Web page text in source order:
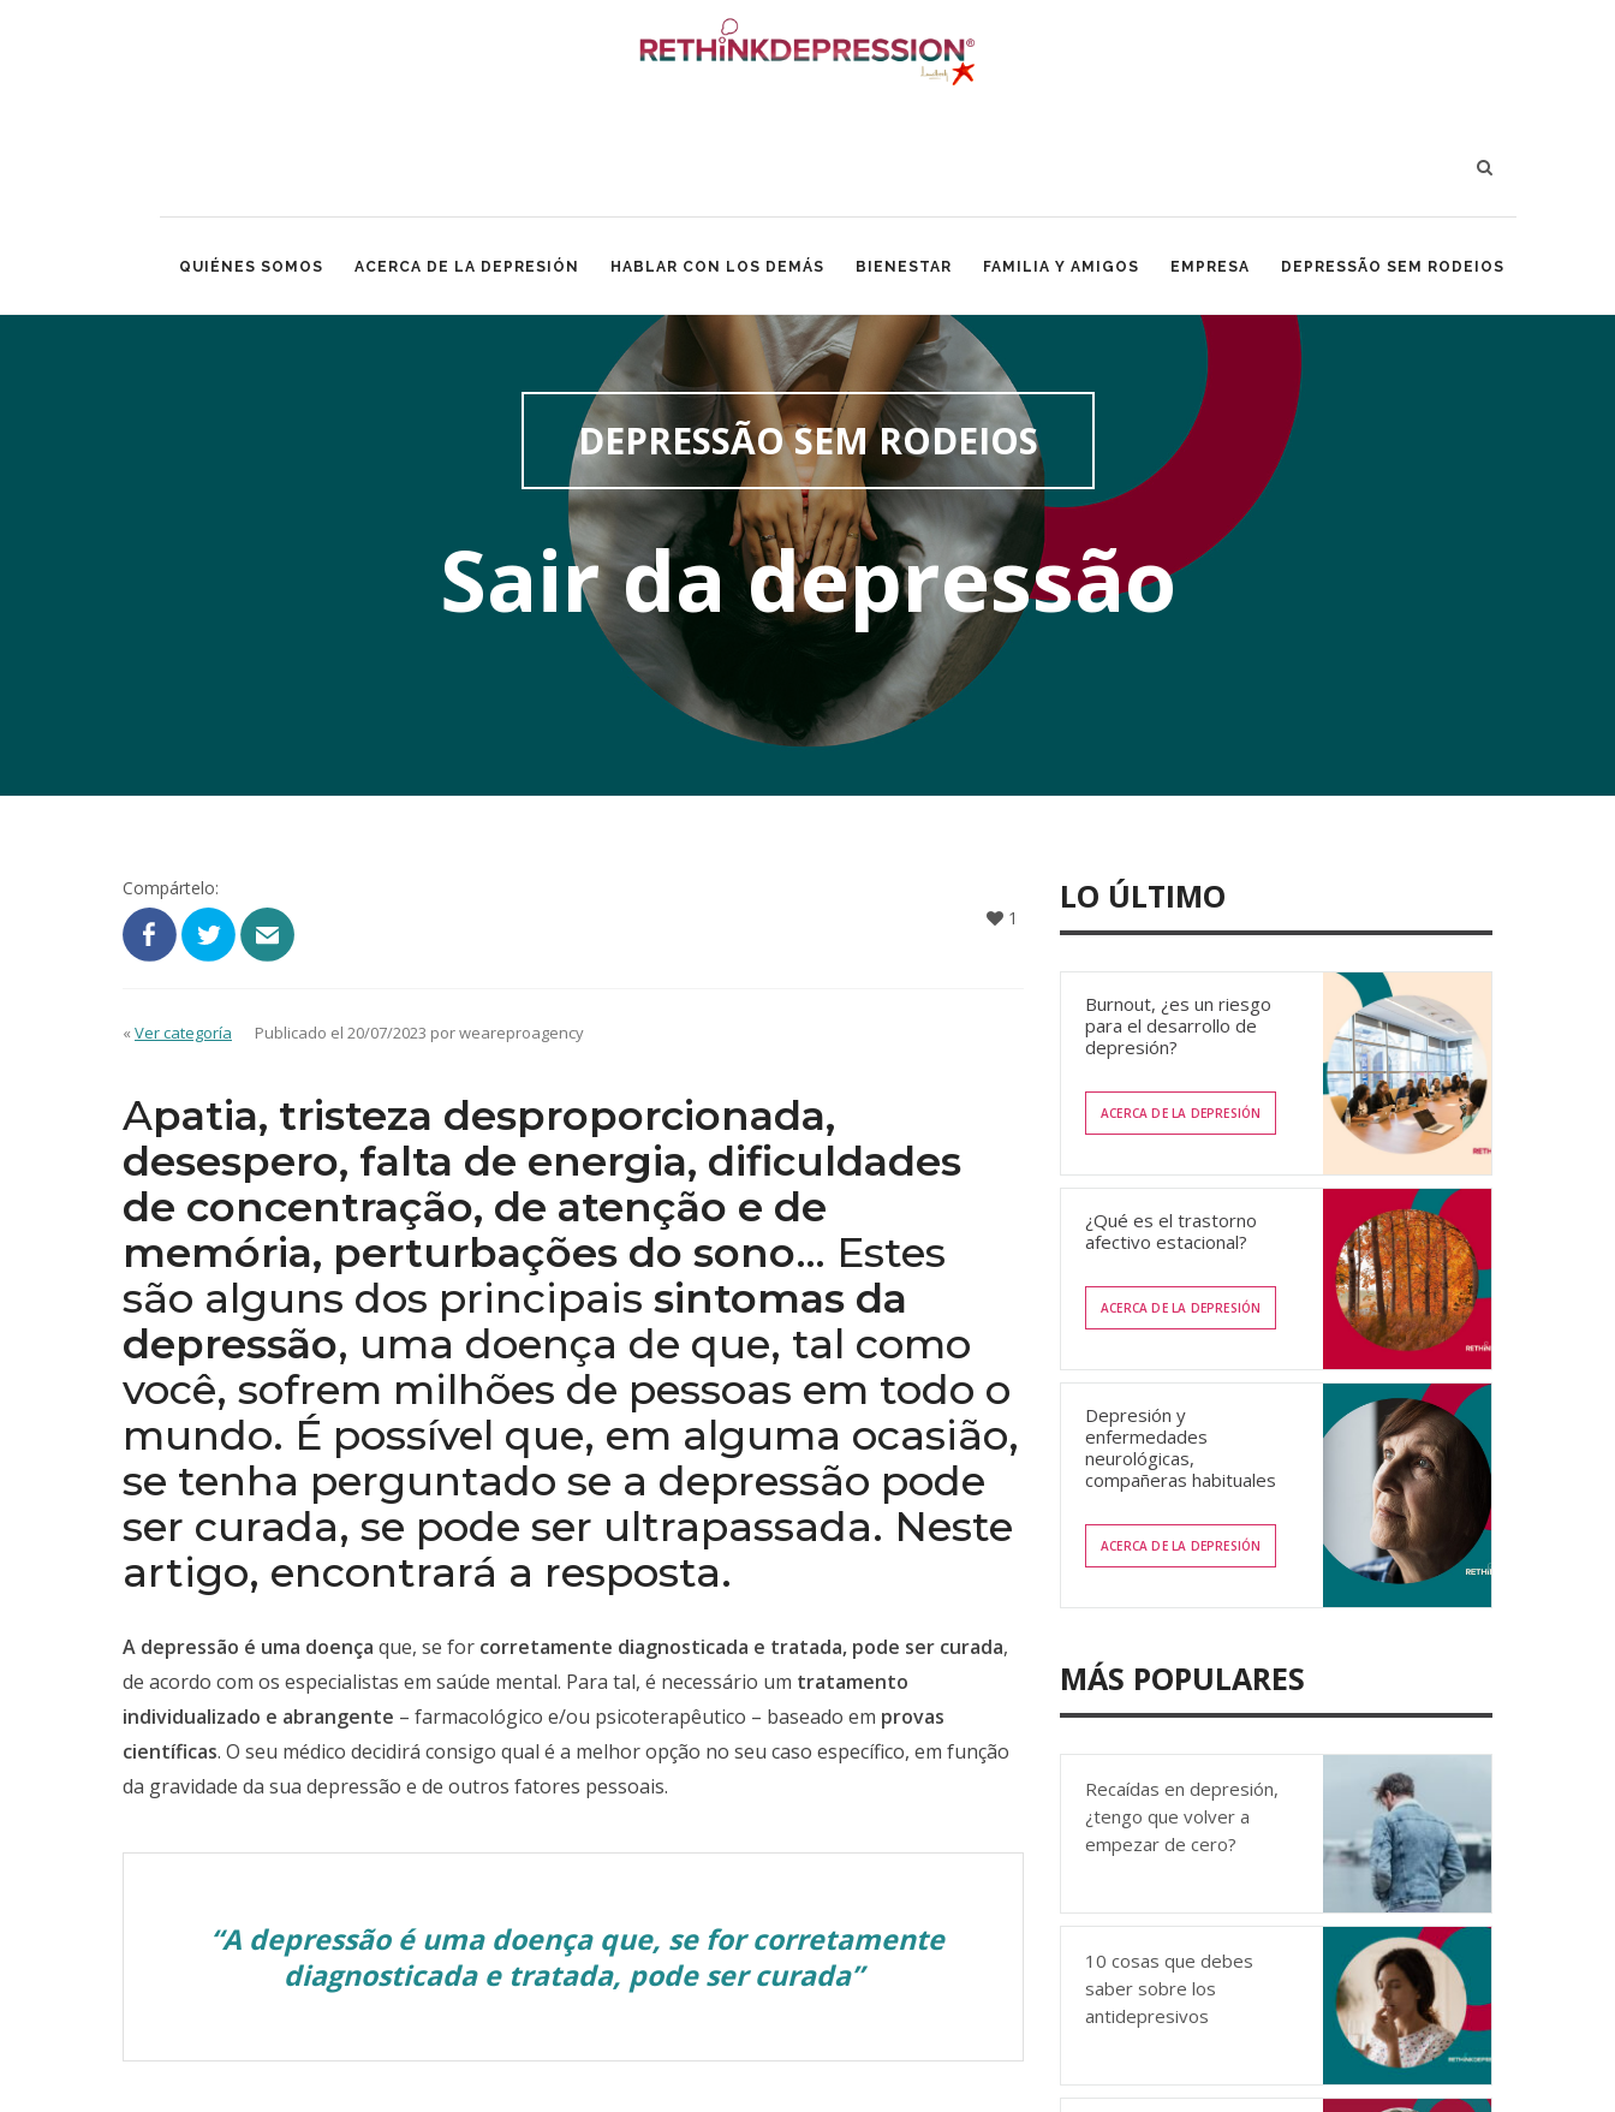
QUIÉNES SOMOS ACERCA DE LA DEPRESIÓN HABLAR CON LOS DEMÁS BIENESTAR FAMILIA Y AMIGOS EMPRESA DEPRESSÃO SEM RODEIOS
DEPRESSÃO SEM RODEIOS
Sair da depressão
Compártelo:
1
« Ver categoría Publicado el 20/07/2023 por weareproagency
Apatia, tristeza desproporcionada,
desespero, falta de energia, dificuldades
de concentração, de atenção e de
memória, perturbações do sono… Estes
são alguns dos principais sintomas da
depressão, uma doença de que, tal como
você, sofrem milhões de pessoas em todo o
mundo. É possível que, em alguma ocasião,
se tenha perguntado se a depressão pode
ser curada, se pode ser ultrapassada. Neste
artigo, encontrará a resposta.
A depressão é uma doença que, se for corretamente diagnosticada e tratada, pode ser curada,
de acordo com os especialistas em saúde mental. Para tal, é necessário um tratamento
individualizado e abrangente – farmacológico e/ou psicoterapêutico – baseado em provas
científicas. O seu médico decidirá consigo qual é a melhor opção no seu caso específico, em função
da gravidade da sua depressão e de outros fatores pessoais.
“A depressão é uma doença que, se for corretamente
diagnosticada e tratada, pode ser curada”
LO ÚLTIMO
Burnout, ¿es un riesgo
para el desarrollo de
depresión?
ACERCA DE LA DEPRESIÓN
¿Qué es el trastorno
afectivo estacional?
ACERCA DE LA DEPRESIÓN
Depresión y
enfermedades
neurológicas,
compañeras habituales
ACERCA DE LA DEPRESIÓN
MÁS POPULARES
Recaídas en depresión,
¿tengo que volver a
empezar de cero?
10 cosas que debes
saber sobre los
antidepresivos